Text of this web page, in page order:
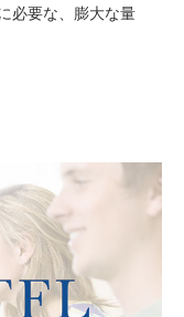
必要な、膨大な量